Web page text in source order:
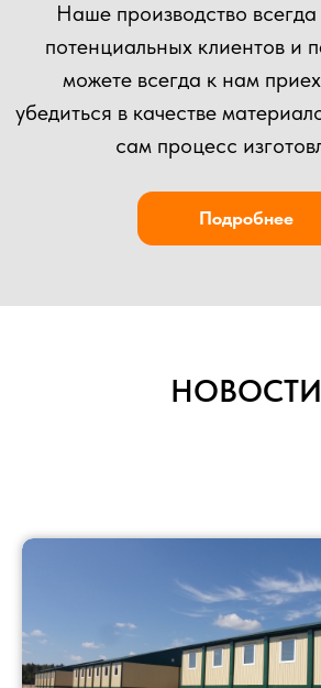
НОВОСТИ
ОСТАВЬТЕ ЗАЯВКУ
НА КОНСУЛЬТАЦИЮ
ВЫ МОЖЕТЕ ОТПРАВИТЬ СВОЙ ПРОЕКТ НА
РАСЧЕТ НАШИМ СПЕЦИАЛИСТАМ!
политикой
конфиденциальности сайта
Отправить